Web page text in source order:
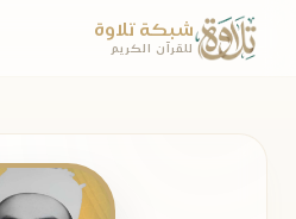
شبكة تلاوة
للقرآن الكريم